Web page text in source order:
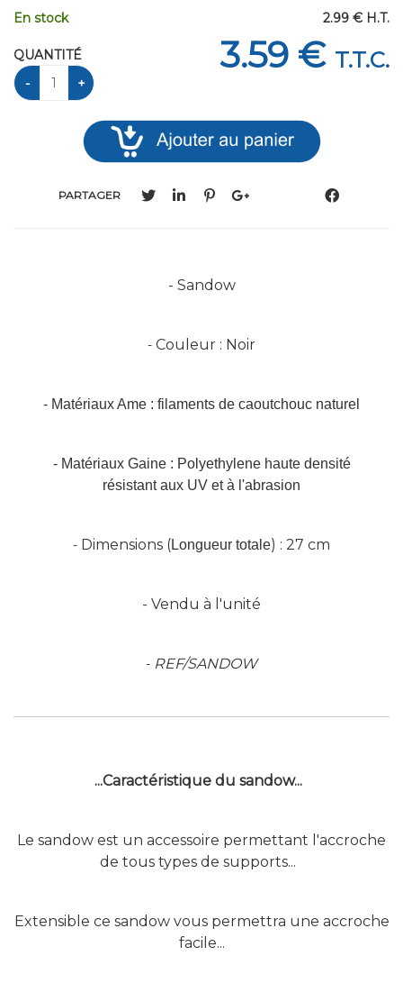
2.99 € H.T.
3.59 € T.T.C.
En stock
QUANTITÉ
PARTAGER
- Sandow
- Couleur : Noir
- MatériauxAme : filaments de caoutchouc naturel
- Matériaux Gaine : Polyethylene haute densité
résistant aux UV et à l'abrasion
- Dimensions (Longueur totale) : 27 cm
- Vendu à l'unité
- REF/SANDOW
...Caractéristique du sandow...
Le sandow est un accessoire permettant l'accroche
de tous types de supports...
Extensible ce sandow vous permettra une accroche
facile...